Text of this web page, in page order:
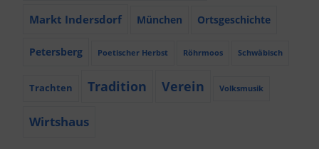
Markt Indersdorf München Ortsgeschichte
Petersberg Poetischer Herbst Röhrmoos Schwäbisch
Trachten Tradition Verein Volksmusik
Wirtshaus